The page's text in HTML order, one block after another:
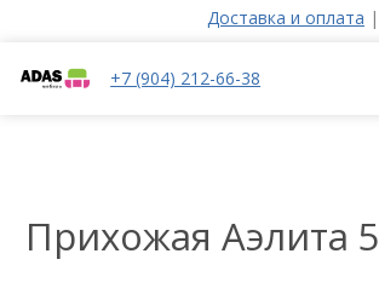
Доставка и оплата |
+7 (904) 212-66-38
Прихожая Аэлита 5